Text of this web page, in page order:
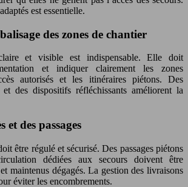
est essentielle.
des zones de chantier
et visible est indispensable. Elle doit
et indiquer clairement les zones
autorisés et les itinéraires piétons. Des
des dispositifs réfléchissants améliorent la
et des passages
être régulé et sécurisé. Des passages piétons
dédiées aux secours doivent être
maintenus dégagés. La gestion des livraisons
éviter les encombrements.